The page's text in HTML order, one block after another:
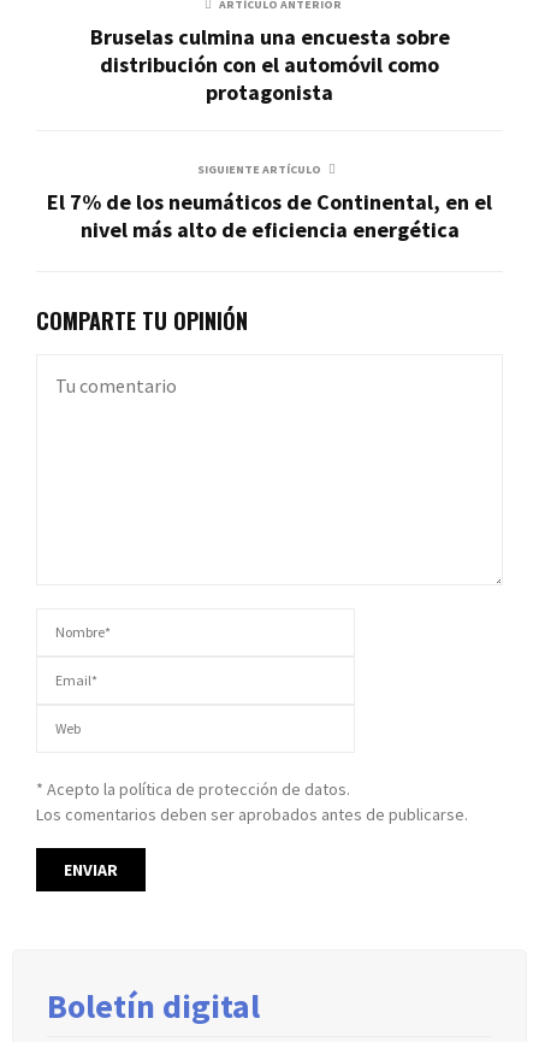
ARTÍCULO ANTERIOR
Bruselas culmina una encuesta sobre
distribución con el automóvil como
protagonista
SIGUIENTE ARTÍCULO
El 7% de los neumáticos de Continental, en el
nivel más alto de eficiencia energética
COMPARTE TU OPINIÓN
* Acepto la política de protección de datos.
Los comentarios deben ser aprobados antes de publicarse.
Boletín digital